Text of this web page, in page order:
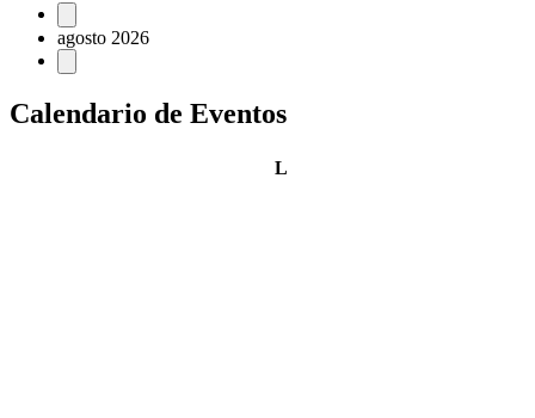
Eventos
agosto 2026
Calendario de Eventos
Llunes